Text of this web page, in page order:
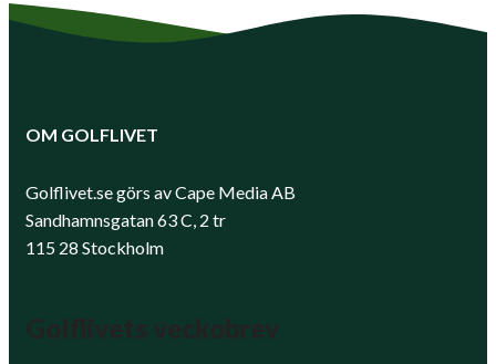
OM GOLFLIVET
Golflivet.se görs av Cape Media AB
Sandhamnsgatan 63 C, 2 tr
115 28 Stockholm